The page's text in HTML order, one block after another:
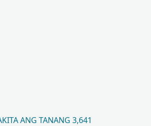
ANG TANANG 3,641